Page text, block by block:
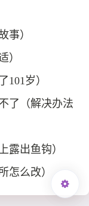
事）
）
101岁）
了（解决办法
露出鱼钩）
怎么改）